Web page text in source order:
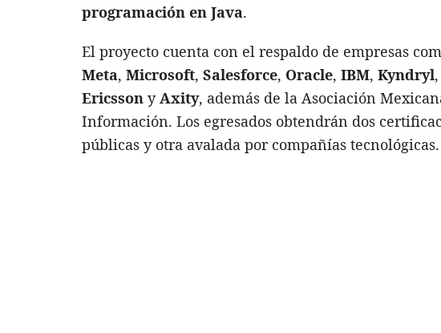
programación en Java.
El proyecto cuenta con el respaldo de empresas
Meta, Microsoft, Salesforce, Oracle, IBM, Kyndryl,
Ericsson yAxity, además de la Asociación
Información. Los egresados obtendrán dos
públicas y otra avalada por compañías tecnológicas.